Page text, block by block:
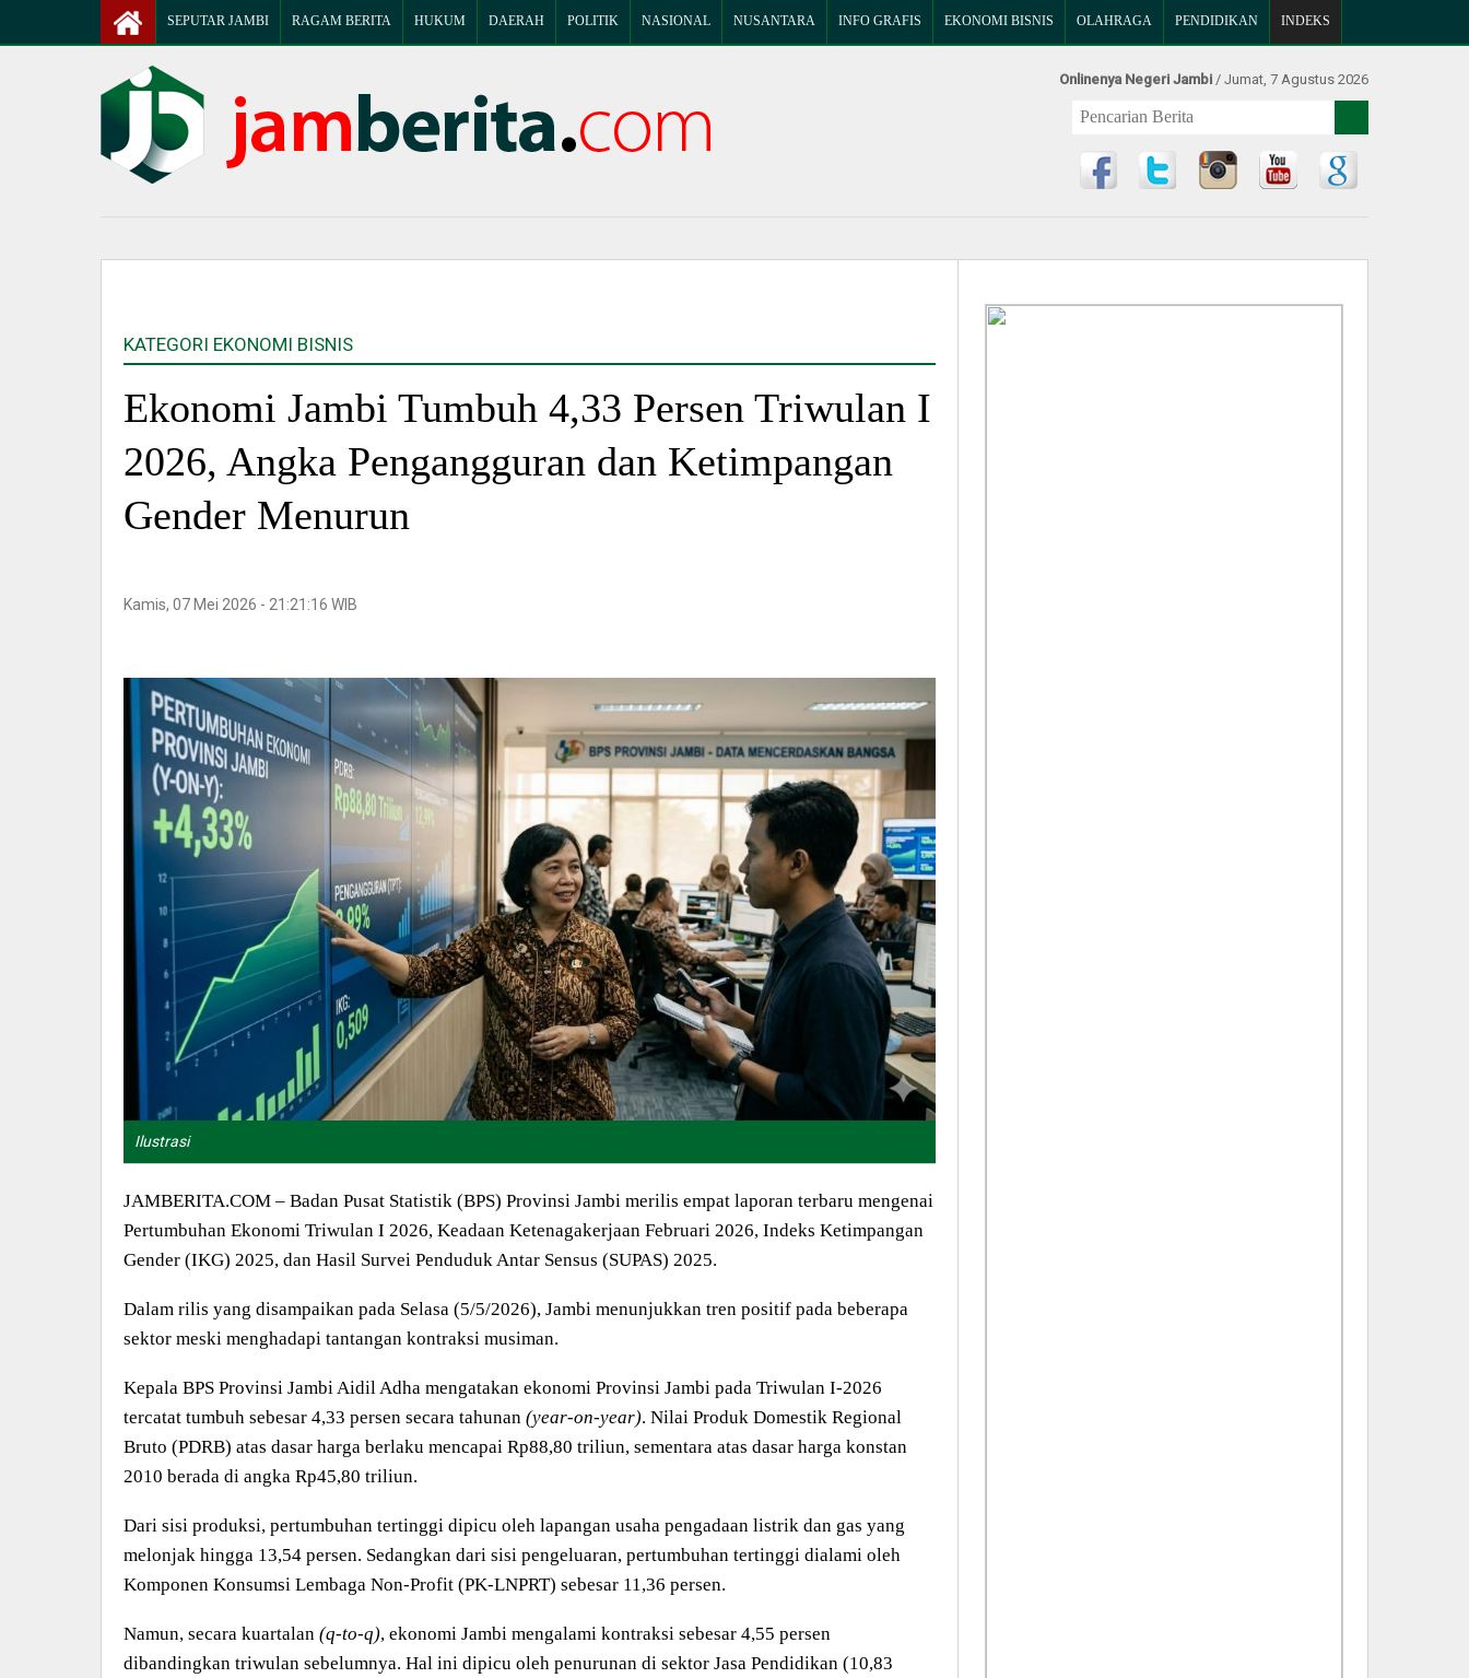
SEPUTAR JAMBI RAGAM BERITA HUKUM DAERAH POLITIK NASIONAL NUSANTARA INFO GRAFIS EKONOMI BISNIS OLAHRAGA PENDIDIKAN INDEKS
Onlinenya Negeri Jambi / Jumat, 7 Agustus 2026
KATEGORI EKONOMI BISNIS
Ekonomi Jambi Tumbuh 4,33 Persen Triwulan I
2026, Angka Pengangguran dan Ketimpangan
Gender Menurun
Kamis, 07 Mei 2026 - 21:21:16 WIB
Ilustrasi
JAMBERITA.COM – Badan Pusat Statistik (BPS) Provinsi Jambi merilis empat laporan terbaru mengenai
Pertumbuhan Ekonomi Triwulan I 2026, Keadaan Ketenagakerjaan Februari 2026, Indeks Ketimpangan
Gender (IKG) 2025, dan Hasil Survei Penduduk Antar Sensus (SUPAS) 2025.
Dalam rilis yang disampaikan pada Selasa (5/5/2026), Jambi menunjukkan tren positif pada beberapa
sektor meski menghadapi tantangan kontraksi musiman.
Kepala BPS Provinsi Jambi Aidil Adha mengatakan ekonomi Provinsi Jambi pada Triwulan I-2026
tercatat tumbuh sebesar 4,33 persen secara tahunan (year-on-year). Nilai Produk Domestik Regional
Bruto (PDRB) atas dasar harga berlaku mencapai Rp88,80 triliun, sementara atas dasar harga konstan
2010 berada di angka Rp45,80 triliun.
Dari sisi produksi, pertumbuhan tertinggi dipicu oleh lapangan usaha pengadaan listrik dan gas yang
melonjak hingga 13,54 persen. Sedangkan dari sisi pengeluaran, pertumbuhan tertinggi dialami oleh
Komponen Konsumsi Lembaga Non-Profit (PK-LNPRT) sebesar 11,36 persen.
Namun, secara kuartalan (q-to-q), ekonomi Jambi mengalami kontraksi sebesar 4,55 persen
dibandingkan triwulan sebelumnya. Hal ini dipicu oleh penurunan di sektor Jasa Pendidikan (10,83